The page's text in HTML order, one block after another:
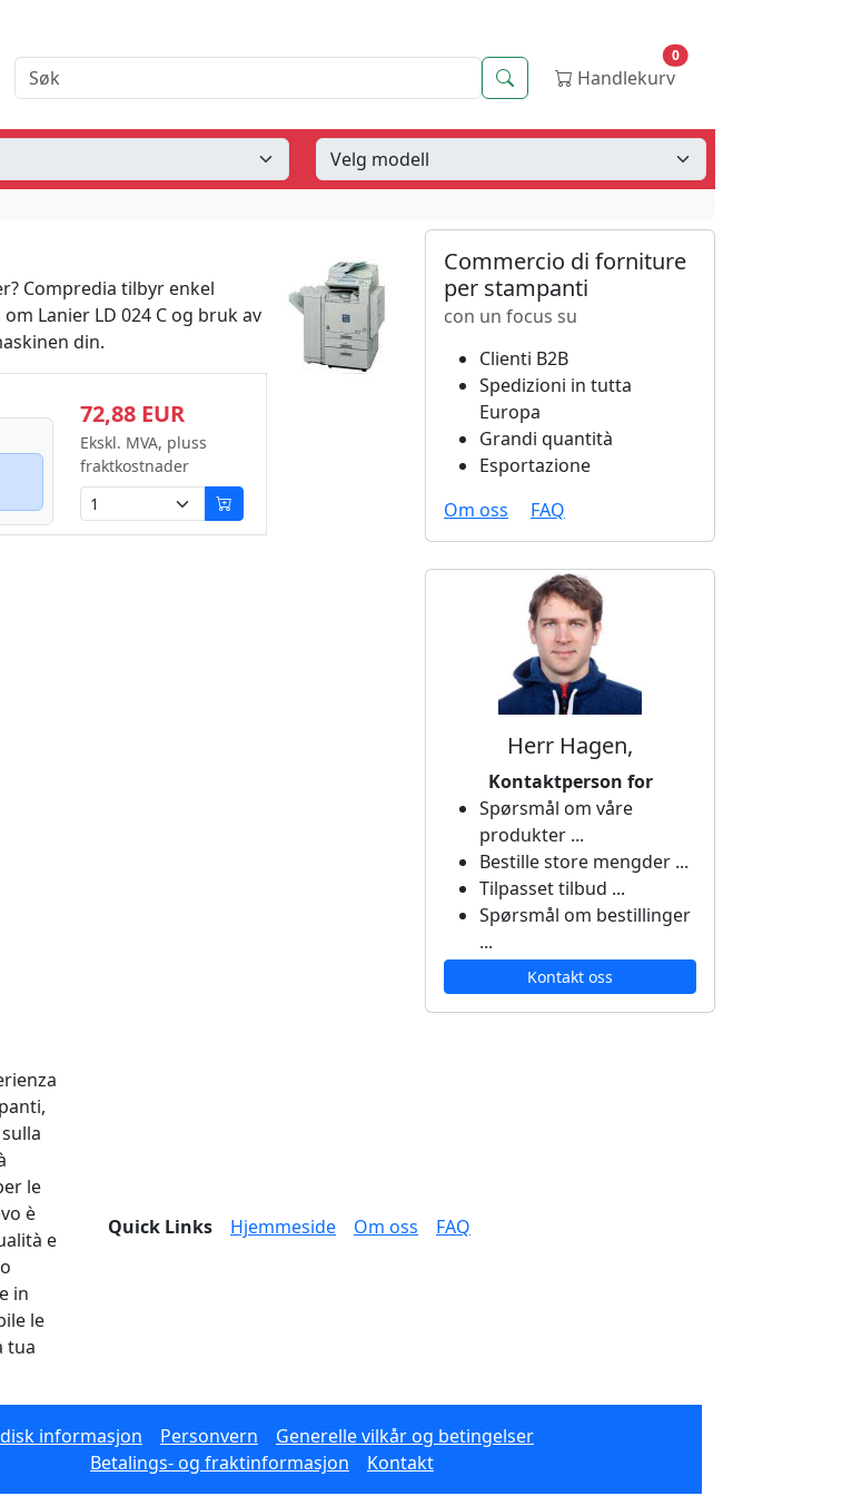
Søk Handlekurv
0
Compredia tilbyr enkel
Lanier LD 024 C og bruk av
din.
72,88 EUR
Ekskl. MVA, pluss
fraktkostnader
Commercio di forniture
per stampanti
con un focus su
Clienti B2B
Spedizioni in tutta
Europa
Grandi quantità
Esportazione
Om oss
FAQ
Herr Hagen,
Kontaktperson for
Spørsmål om våre
produkter ...
Bestille store mengder ...
Tilpasset tilbud ...
Spørsmål om bestillinger
...
Kontakt oss
le
è
e
in
le
tua
Quick Links Hjemmeside Om oss FAQ
informasjon Personvern
Generelle vilkår og betingelser
Betalings- og fraktinformasjon
Kontakt